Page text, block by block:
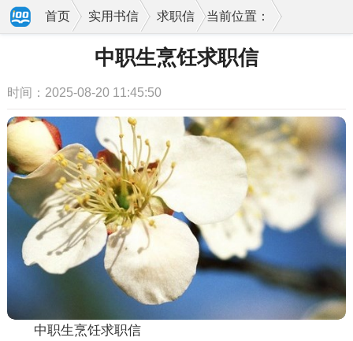
当前位置：
首页 实用书信 求职信
中职生烹饪求职信
时间：2025-08-20 11:45:50
中职生烹饪求职信